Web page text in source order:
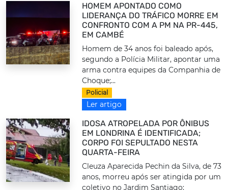
HOMEM APONTADO COMO
LIDERANÇA DO TRÁFICO MORRE EM
CONFRONTO COM A PM NA PR-445,
EM CAMBÉ
Homem de 34 anos foi baleado após,
segundo a Polícia Militar, apontar uma
arma contra equipes da Companhia de
Choque;...
Policial
Ler artigo
IDOSA ATROPELADA POR ÔNIBUS
EM LONDRINA É IDENTIFICADA;
CORPO FOI SEPULTADO NESTA
QUARTA-FEIRA
Cleuza Aparecida Pechin da Silva, de 73
anos, morreu após ser atingida por um
coletivo no Jardim Santiago;